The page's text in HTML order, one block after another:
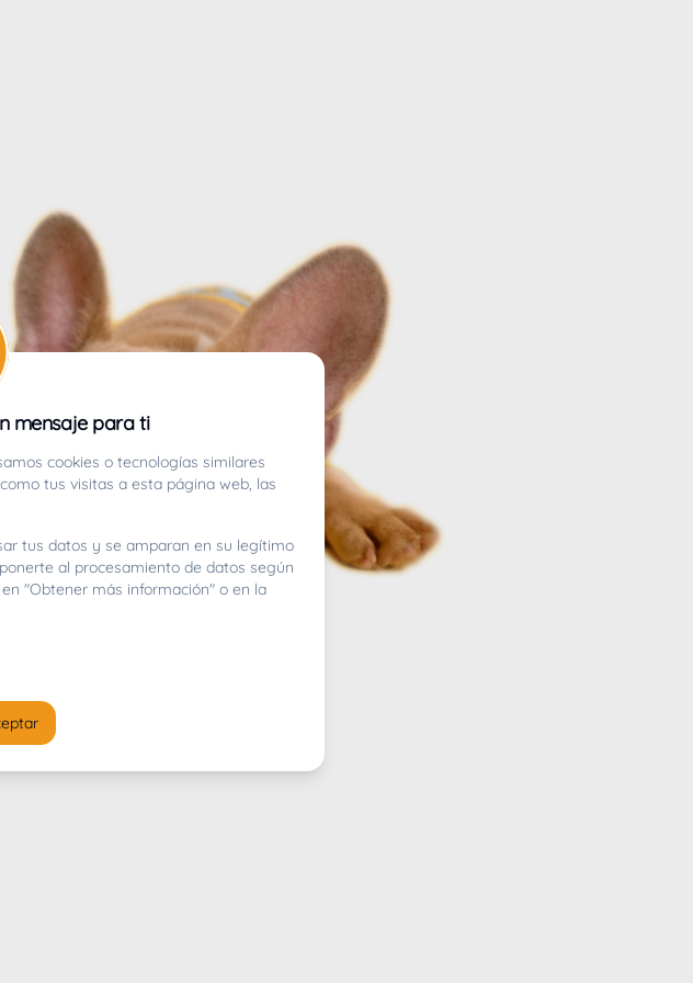
mensaje para ti
cookies o tecnologías similares
tus visitas a esta página web, las
tus datos y se amparan en su legítimo
al procesamiento de datos según
"Obtener más información" o en la